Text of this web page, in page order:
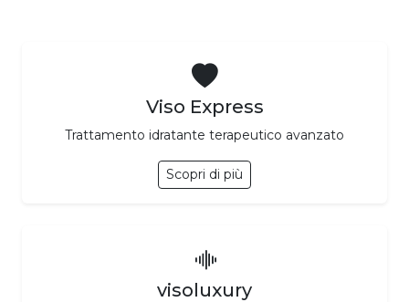
Viso Express
Trattamento idratante terapeutico avanzato
Scopri di più
visoluxury